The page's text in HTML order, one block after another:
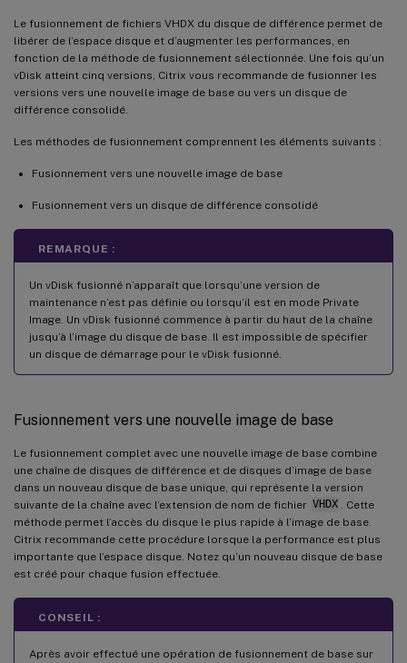
Le fusionnement de fichiers VHDX du disque de différence permet de
libérer de l’espace disque et d’augmenter les performances, en
fonction de la méthode de fusionnement sélectionnée. Une fois qu’un
vDisk atteint cinq versions, Citrix vous recommande de fusionner les
versions vers une nouvelle image de base ou vers un disque de
différence consolidé.
Les méthodes de fusionnement comprennent les éléments suivants :
Fusionnement vers une nouvelle image de base
Fusionnement vers un disque de différence consolidé
REMARQUE :
Un vDisk fusionné n’apparaît que lorsqu’une version de
maintenance n’est pas définie ou lorsqu’il est en mode Private
Image. Un vDisk fusionné commence à partir du haut de la chaîne
jusqu’à l’image du disque de base. Il est impossible de spécifier
un disque de démarrage pour le vDisk fusionné.
Fusionnement vers une nouvelle image de base
Le fusionnement complet avec une nouvelle image de base combine
une chaîne de disques de différence et de disques d’image de base
dans un nouveau disque de base unique, qui représente la version
suivante de la chaîne avec l’extension de nom de fichier VHDX
. Cette
méthode permet l’accès du disque le plus rapide à l’image de base.
Citrix recommande cette procédure lorsque la performance est plus
importante que l’espace disque. Notez qu’un nouveau disque de base
est créé pour chaque fusion effectuée.
CONSEIL :
Après avoir effectué une opération de fusionnement de base sur